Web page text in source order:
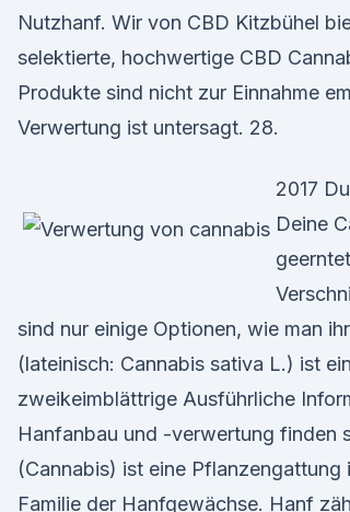
Nutzhanf. Wir von CBD Kitzbühel
selektierte, hochwertige CBD
Produkte sind nicht zur Einnahme
Verwertung ist untersagt. 28.
2017
Deine
sind nur einige Optionen, wie man
(lateinisch: Cannabis sativa L.) ist
zweikeimblättrige Ausführliche
Hanfanbau und -verwertung finden
(Cannabis) ist eine Pflanzengattung
Familie der Hanfgewächse. Hanf